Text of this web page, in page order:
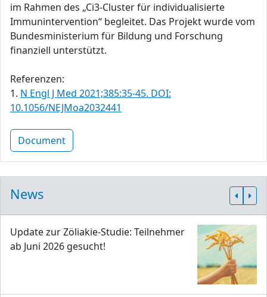
im Rahmen des „Ci3-Cluster für individualisierte
Immunintervention“ begleitet. Das Projekt wurde vom
Bundesministerium für Bildung und Forschung
finanziell unterstützt.
Referenzen:
1. N Engl J Med 2021;385:35-45. DOI:
10.1056/NEJMoa2032441
Document
News
Update zur Zöliakie-Studie: Teilnehmer
ab Juni 2026 gesucht!